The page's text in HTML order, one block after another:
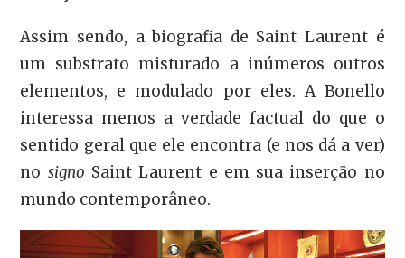
Assim sendo, a biografia de Saint Laurent é
um substrato misturado a inúmeros outros
elementos, e modulado por eles. A Bonello
interessa menos a verdade factual do que o
sentido geral que ele encontra (e nos dá a ver)
no signo Saint Laurent e em sua inserção no
mundo contemporâneo.